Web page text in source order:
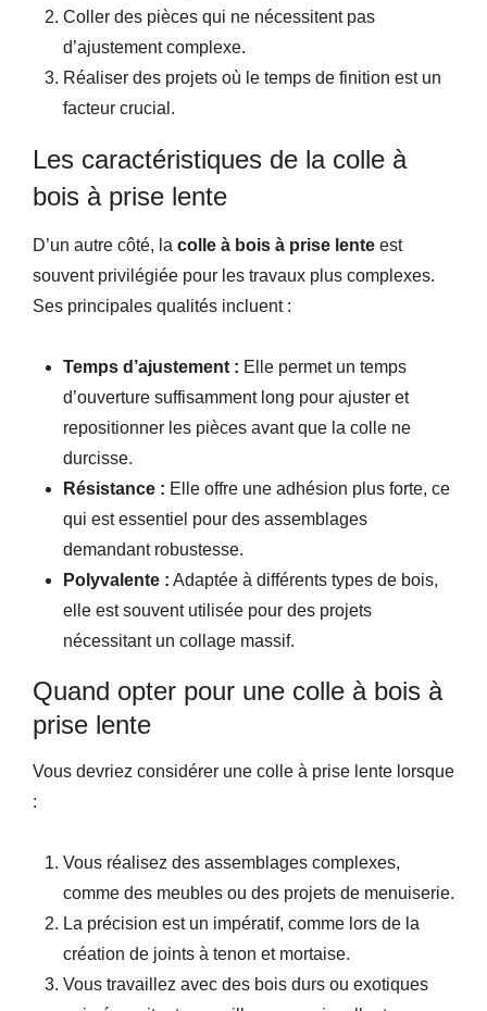
Coller des pièces qui ne nécessitent pas
d’ajustement complexe.
Réaliser des projets où le temps de finition est un
facteur crucial.
Les caractéristiques de la colle à
bois à prise lente
D’un autre côté, la colle à bois à prise lente est
souvent privilégiée pour les travaux plus complexes.
Ses principales qualités incluent :
Temps d’ajustement : Elle permet un temps
d’ouverture suffisamment long pour ajuster et
repositionner les pièces avant que la colle ne
durcisse.
Résistance : Elle offre une adhésion plus forte, ce
qui est essentiel pour des assemblages
demandant robustesse.
Polyvalente : Adaptée à différents types de bois,
elle est souvent utilisée pour des projets
nécessitant un collage massif.
Quand opter pour une colle à bois à
prise lente
Vous devriez considérer une colle à prise lente lorsque
:
Vous réalisez des assemblages complexes,
comme des meubles ou des projets de menuiserie.
La précision est un impératif, comme lors de la
création de joints à tenon et mortaise.
Vous travaillez avec des bois durs ou exotiques